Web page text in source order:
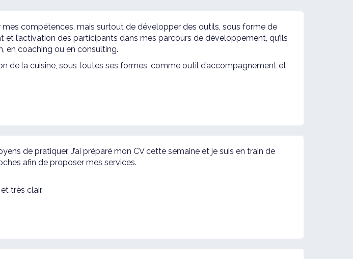
mes compétences, mais surtout de développer des outils, sous forme de
et l’activation des participants dans mes parcours de développement, qu’ils
en coaching ou en consulting.
de la cuisine, sous toutes ses formes, comme outil d’accompagnement et
de pratiquer. J’ai préparé mon CV cette semaine et je suis en train de
afin de proposer mes services.
très clair.